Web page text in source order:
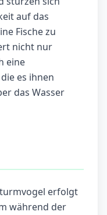
auf das
Fische zu
nicht nur
eine
es ihnen
das Wasser
erfolgt
während der